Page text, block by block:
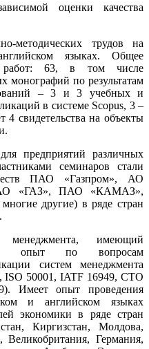
оценки качества
методических трудов на
языках. Общее
работ: 63, в том числе
монографий по результатам
– 3 и 3 учебных и
в системе Scopus, 3 –
4 свидетельства на объекты
предприятий различных
семинаров стали
ПАО «Газпром», АО
«ГАЗ», ПАО «КАМАЗ»,
другие) в ряде стран
имеющий
опыт по вопросам
систем менеджмента
ISO 50001, IATF 16949, СТО
Имеет опыт проведения
и английском языках
экономики в ряде стран
Киргизстан, Молдова,
Германия,